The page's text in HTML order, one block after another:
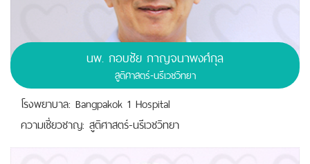
นพ. กอบชัย กาญจนาพงศ์กุล
สูติศาสตร์-นรีเวชวิทยา
โรงพยาบาล: Bangpakok 1 Hospital
ความเชี่ยวชาญ: สูติศาสตร์-นรีเวชวิทยา